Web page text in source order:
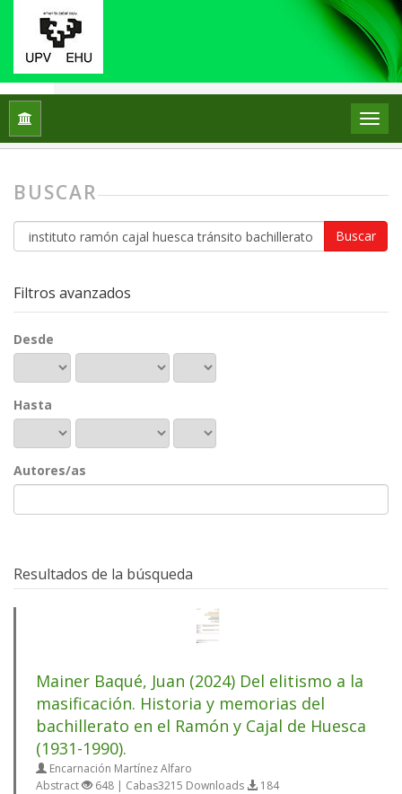
Inicio
BUSCAR
Buscar
artículos
Filtros avanzados
Desde
Hasta
Autores/as
Resultados de la búsqueda
Mainer Baqué, Juan (2024) Del elitismo a la
masificación. Historia y memorias del
bachillerato en el Ramón y Cajal de Huesca
(1931-1990).
Encarnación Martínez Alfaro
Abstract
648 | Cabas3215 Downloads 184